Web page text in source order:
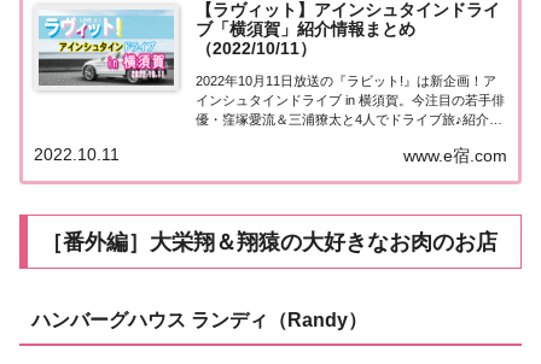
【ラヴィット】アインシュタインドライ
ブ「横須賀」紹介情報まとめ
（2022/10/11）
2022年10月11日放送の『ラビット!』は新企画！ア
インシュタインドライブ in 横須賀。今注目の若手俳
優・窪塚愛流＆三浦獠太と4人でドライブ旅♪紹介さ
シュタインドライブ in 横須賀今日から始まった新企
www.e宿.com
2022.10.11
［番外編］大栄翔＆翔猿の大好きなお肉のお店
ハンバーグハウス ランディ（Randy）